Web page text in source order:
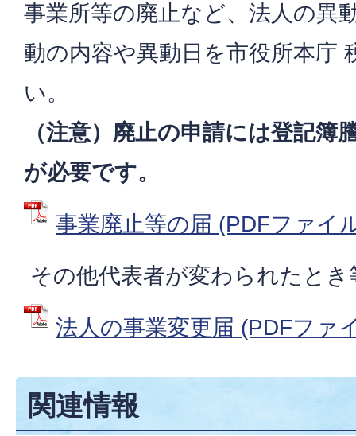
事業所等の廃止など、法人の異
動の内容や異動日を市役所本庁
い。
（注意）廃止の申請には登記簿
が必要です。
事業廃止等の届 (PDFファイ
その他代表者が変わられたとき
法人の事業変更届 (PDFファ
関連情報